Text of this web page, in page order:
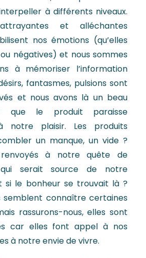
à différents niveaux.
et alléchantes
nos émotions (qu’elles
négatives) et nous sommes
à mémoriser l’information
fantasmes, pulsions sont
et nous avons là un beau
que le produit paraisse
notre plaisir. Les produits
un manque, un vide ?
renvoyés à notre quête de
serait source de notre
si le bonheur se trouvait là ?
semblent connaître certaines
rassurons-nous, elles sont
car elles font appel à nos
à notre envie de vivre.